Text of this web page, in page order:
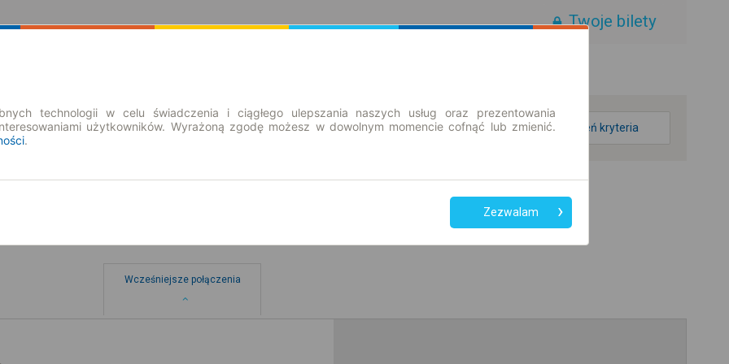
Twoje bilety
zmień kryteria
Wcześniejsze połączenia
technologii w celu świadczenia i ciągłego ulepszania naszych usług oraz prezentowania
użytkowników. Wyrażoną zgodę możesz w dowolnym momencie cofnąć lub zmienić.
.
Zezwalam